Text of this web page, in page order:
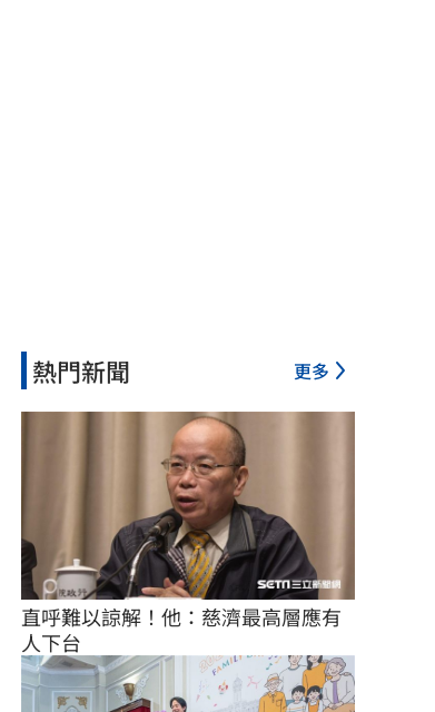
熱門新聞 更多
直呼難以諒解！他：慈濟最高層應有
人下台